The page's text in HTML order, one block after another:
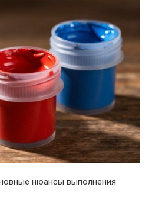
нюансы выполнения